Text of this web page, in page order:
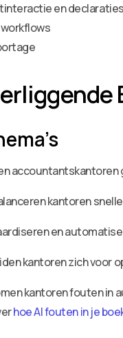
en declaraties
kantoren
en
kantoren zich voor
kantoren fouten in
hoe AI fouten in je